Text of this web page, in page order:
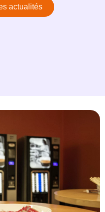
actualités